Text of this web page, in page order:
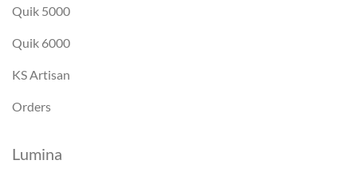
Quik 5000
Quik 6000
KS Artisan
Orders
Lumina